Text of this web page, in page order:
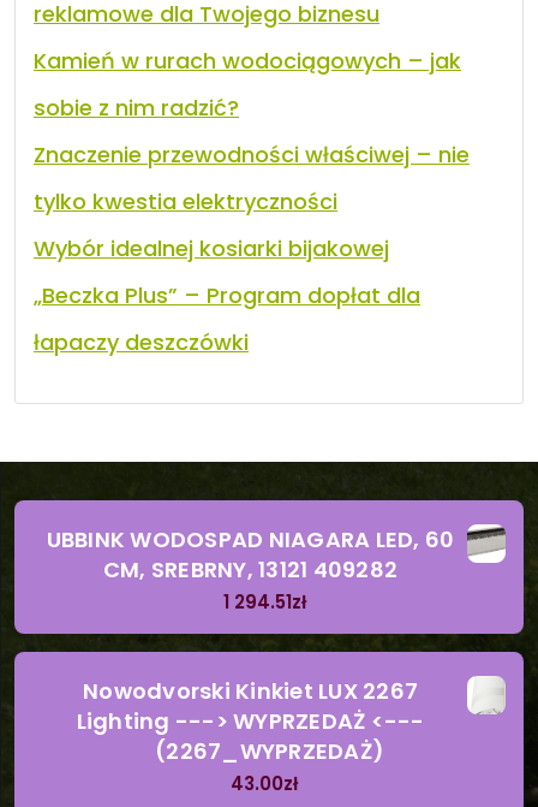
reklamowe dla Twojego biznesu
Kamień w rurach wodociągowych – jak
sobie z nim radzić?
Znaczenie przewodności właściwej – nie
tylko kwestia elektryczności
Wybór idealnej kosiarki bijakowej
„Beczka Plus” – Program dopłat dla
łapaczy deszczówki
UBBINK WODOSPAD NIAGARA LED, 60
CM, SREBRNY, 13121 409282
1 294.51zł
Nowodvorski Kinkiet LUX 2267
Lighting ---> WYPRZEDAŻ <---
(2267_WYPRZEDAŻ)
43.00zł